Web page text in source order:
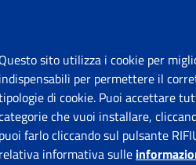
Questo sito utilizza i cookie per
indispensabili per permettere il
di cookie. Puoi accettare
che vuoi installare,
puoi farlo cliccando sul pulsante
relativa informativa sulle